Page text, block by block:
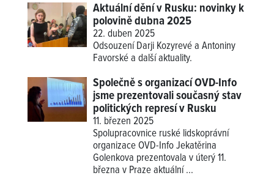
Aktuální dění v Rusku: novinky k
polovině dubna 2025
22. duben 2025
Odsouzení Darji Kozyrevé a Antoniny
Favorské a další aktuality.
Společně s organizací OVD-Info
jsme prezentovali současný stav
politických represí v Rusku
11. březen 2025
Spolupracovnice ruské lidskoprávní
organizace OVD-Info Jekatěrina
Golenkova prezentovala v úterý 11.
března v Praze aktuální ...